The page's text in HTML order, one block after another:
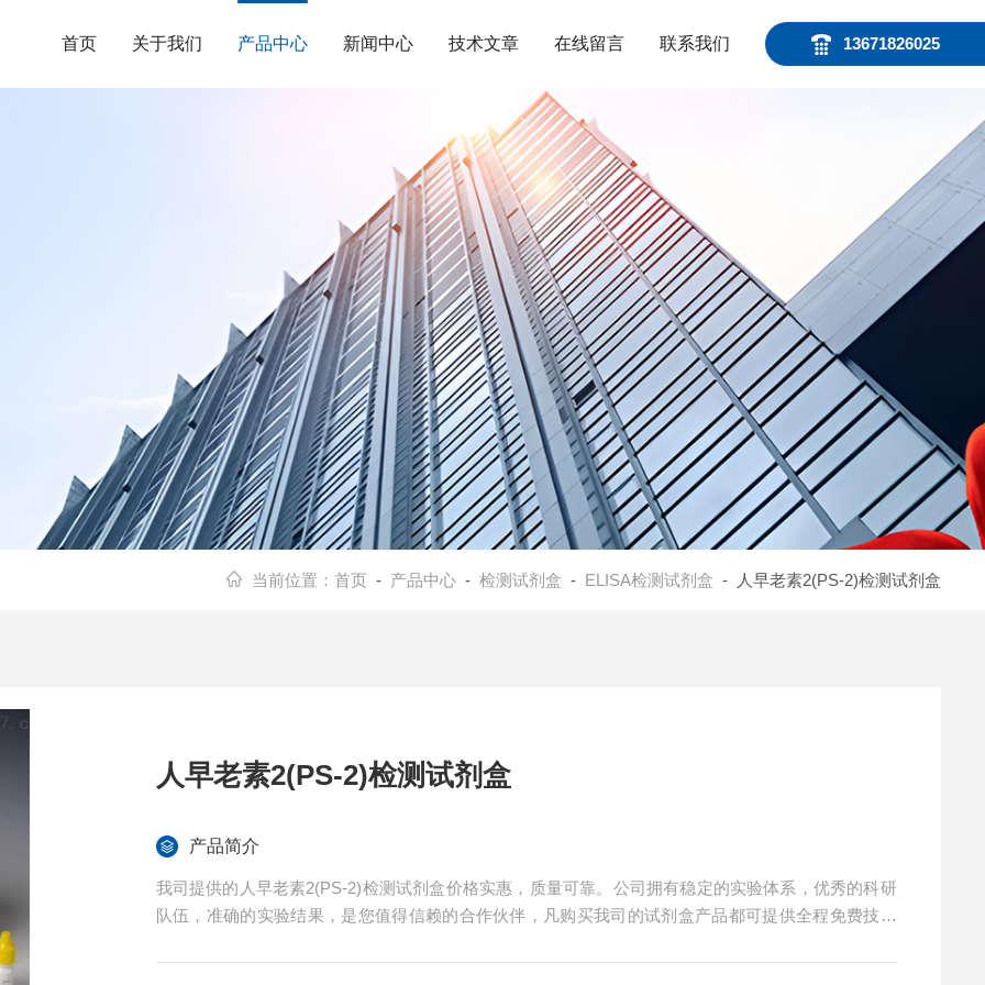
13671826025
首页 关于我们 产品中心 新闻中心 技术文章 在线留言 联系我们
当前位置： 首页 - 产品中心- 检测试剂盒 - ELISA检测试剂盒 - 人早老素2(PS-2)检测试剂盒
人早老素2(PS-2)检测试剂盒
产品简介
我司提供的人早老素2(PS-2)检测试剂盒价格实惠，质量可靠。公司拥有稳定的实验体系，优秀的科研
队伍，准确的实验结果，是您值得信赖的合作伙伴，凡购买我司的试剂盒产品都可提供全程免费技术